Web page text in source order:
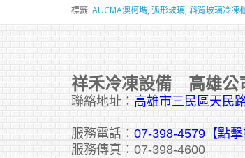
標籤: AUCMA澳柯瑪, 弧形玻璃, 斜背玻璃冷凍
祥禾冷凍設備 高雄公
聯絡地址： 高雄市三民區天民
服務電話： 07-398-4579【點擊
服務傳真：07-398-4600